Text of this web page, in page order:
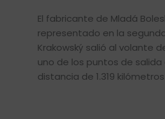
El fabricante de Mladá
representado en la
Krakowský salió al volante
uno de los puntos de
distancia de 1.319